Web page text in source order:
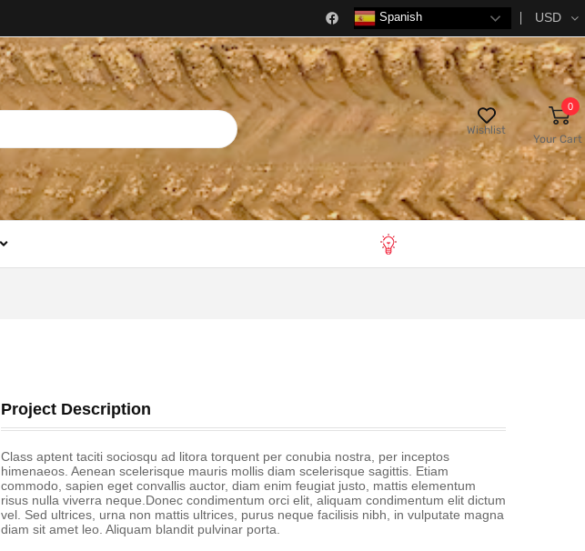
Spanish USD
Wishlist
0
Your Cart
Project Description
Class aptent taciti sociosqu ad litora torquent per conubia nostra, per inceptos
himenaeos. Aenean scelerisque mauris mollis diam scelerisque sagittis. Etiam
commodo, sapien eget convallis auctor, diam enim feugiat justo, mattis elementum
risus nulla viverra neque.Donec condimentum orci elit, aliquam condimentum elit dictum
vel. Sed ultrices, urna non mattis ultrices, purus neque facilisis nibh, in vulputate magna
diam sit amet leo. Aliquam blandit pulvinar porta.